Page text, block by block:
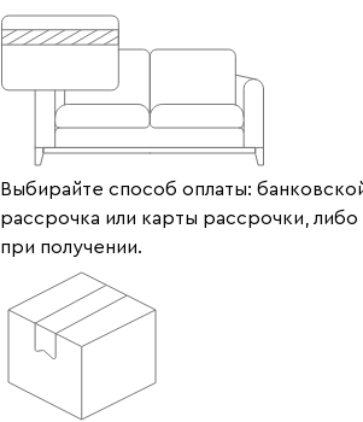
Выбирайте способ оплаты:
рассрочка или карты рассрочки, либо
при получении.